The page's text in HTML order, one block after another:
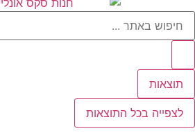
תוצאות
לצפייה בכל התוצאות